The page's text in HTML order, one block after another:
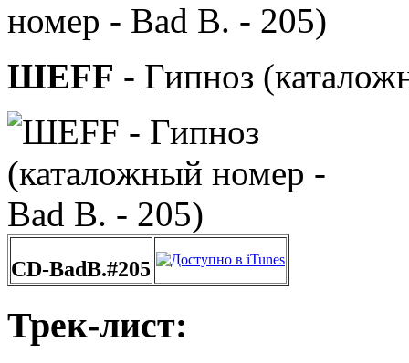
номер - Bad B. - 205)
ШЕFF - Гипноз
CD-BadB.#205
Трек-лист: